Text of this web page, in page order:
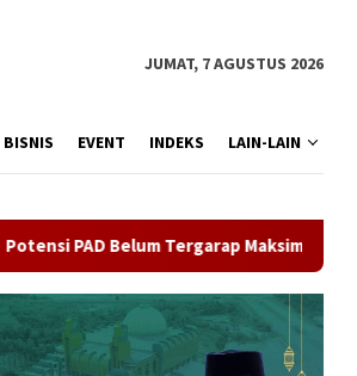
JUMAT, 7 AGUSTUS 2026
BISNIS EVENT INDEKS LAIN-LAIN
Tergarap Maksimal, DPRD Riau Soroti